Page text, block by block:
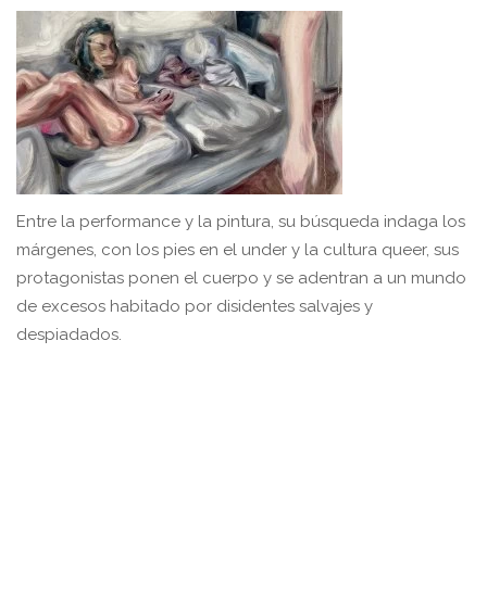
Entre la performance y la pintura, su búsqueda indaga los
márgenes, con los pies en el under y la cultura queer, sus
protagonistas ponen el cuerpo y se adentran a un mundo
de excesos habitado por disidentes salvajes y
despiadados.